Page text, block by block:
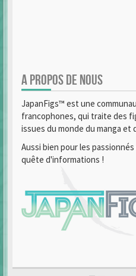
A PROPOS DE NOUS
JapanFigs™ est une
francophones, qui traite des
issues du monde du manga et
Aussi bien pour les
quête d'informations !